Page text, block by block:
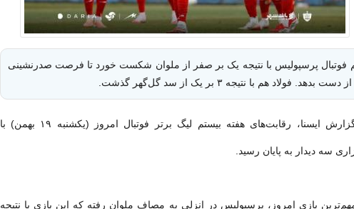
فوتبال پرسپولیس با نتیجه یک بر صفر از ملوان شکست خورد تا فرصت صدرنشینی
دست بدهد. فولاد هم با نتیجه ۳ بر یک از سد گل‌گهر گذشت.
به گزارش ایسنا، رقابت‌های هفته بیستم لیگ برتر فوتبال امروز (یکشنبه ۱۹ بهمن) با
سه دیدار به پایان رسید.
بازی‌ امروز، پرسپولیس در انزلی به مصاف ملوان رفته که این بازی با نتیجه